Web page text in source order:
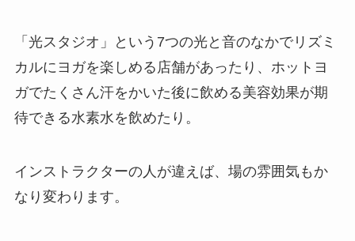
「光スタジオ」
という7つの光と音のなかでリズミ
カルにヨガを楽しめる店舗があったり、ホットヨ
ガでたくさん汗をかいた後に飲める美容効果が期
待できる水素水を飲めたり。
インストラクターの人が違えば、場の雰囲気もか
なり変わります。